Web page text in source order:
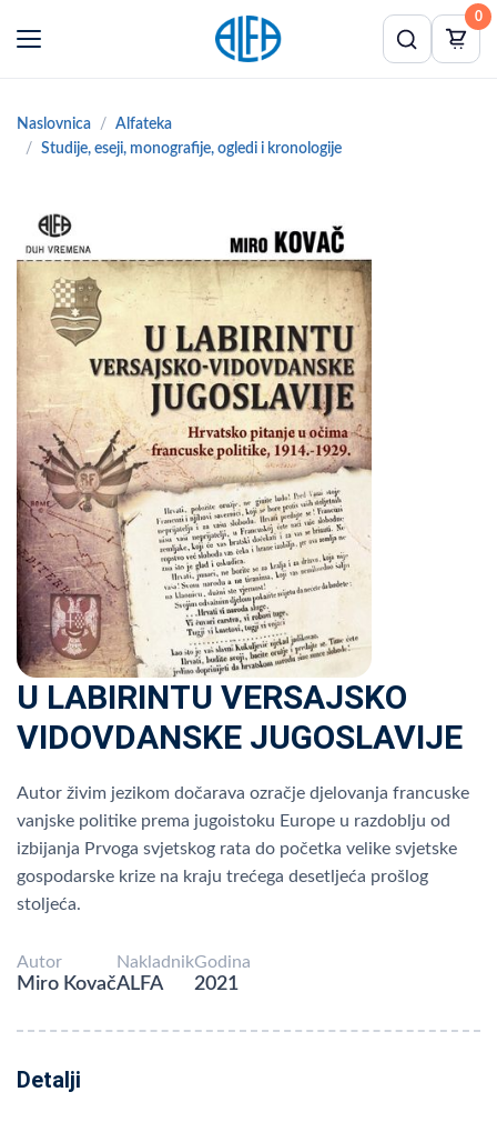
0
Naslovnica
Alfateka
Studije, eseji, monografije, ogledi i kronologije
U LABIRINTU VERSAJSKO
VIDOVDANSKE JUGOSLAVIJE
Autor živim jezikom dočarava ozračje djelovanja francuske
vanjske politike prema jugoistoku Europe u razdoblju od
izbijanja Prvoga svjetskog rata do početka velike svjetske
gospodarske krize na kraju trećega desetljeća prošlog
stoljeća.
Autor
Miro Kovač
Nakladnik
ALFA
Godina
2021
Detalji